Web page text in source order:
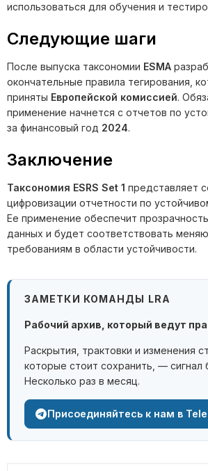
использоваться для обучения и
Следующие шаги
После выпуска таксономии ESMA
окончательные правила тегирования,
приняты Европейской комиссией.
применение начнется с отчетов по
за финансовый год 2024.
Заключение
Таксономия ESRS Set 1 представляет
цифровизации отчетности по
Ее применение обеспечит
данных и будет соответствовать
требованиям в области устойчивости.
ЗАМЕТКИ КОМАНДЫ LRA
Рабочий архив, который ведут
Раскрытия, трактовки и изменения
которые стоит сохранить, — сигнал
Несколько раз в месяц.
Присоединяйтесь к нам в